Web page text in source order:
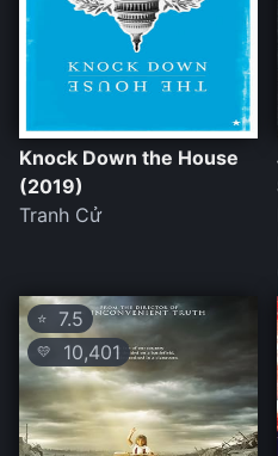
Knock Down the House
(2019)
Tranh Cử
⭐ 7.5
💛 10,401